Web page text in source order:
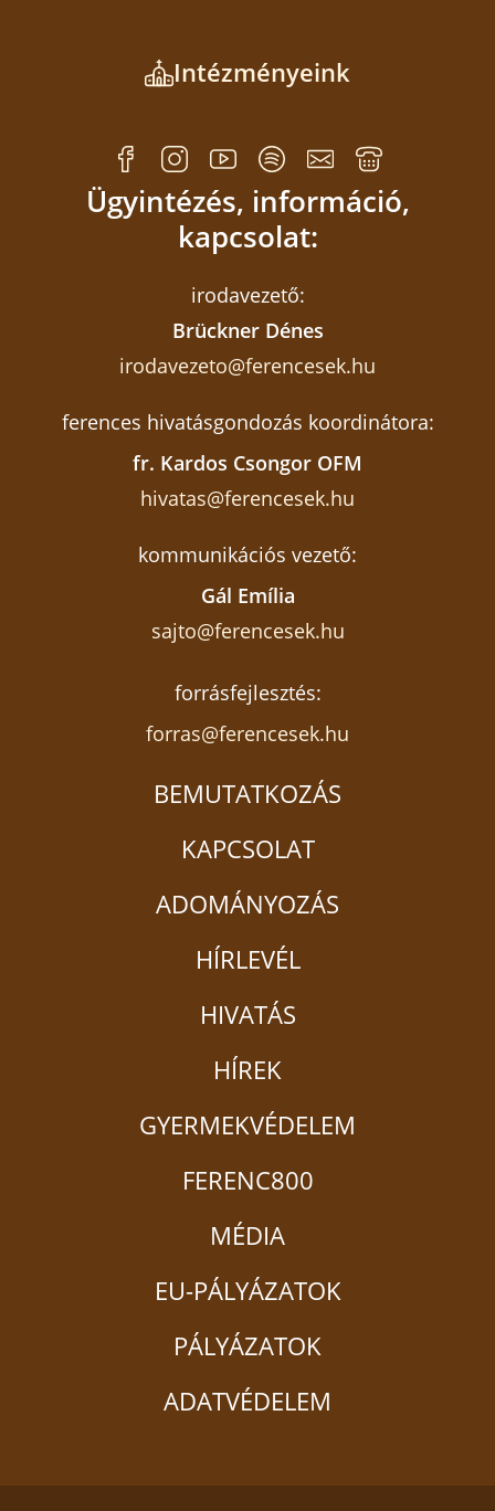
Intézményeink
Ügyintézés, információ,
kapcsolat:
irodavezető:
Brückner Dénes
irodavezeto@ferencesek.hu
ferences hivatásgondozás koordinátora:
fr. Kardos Csongor OFM
hivatas@ferencesek.hu
kommunikációs vezető:
Gál Emília
sajto@ferencesek.hu
forrásfejlesztés:
forras@ferencesek.hu
BEMUTATKOZÁS
KAPCSOLAT
ADOMÁNYOZÁS
HÍRLEVÉL
HIVATÁS
HÍREK
GYERMEKVÉDELEM
FERENC800
MÉDIA
EU-PÁLYÁZATOK
PÁLYÁZATOK
ADATVÉDELEM